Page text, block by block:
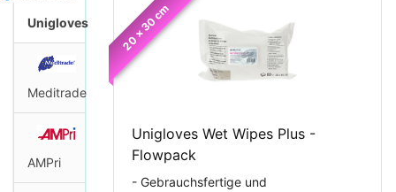
Unigloves
Meditrade
AMPri
20 x 30 cm
Unigloves Wet Wipes Plus -
Flowpack
- Gebrauchsfertige und